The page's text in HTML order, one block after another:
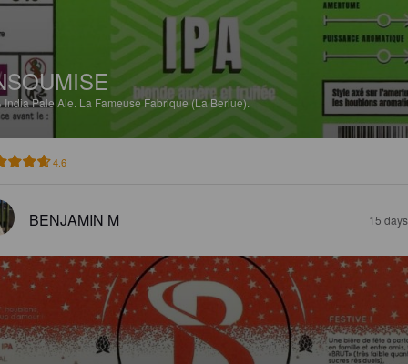
India Pale Ale. La Fameuse Fabrique (La Berlue).
4.6
BENJAMIN M 15